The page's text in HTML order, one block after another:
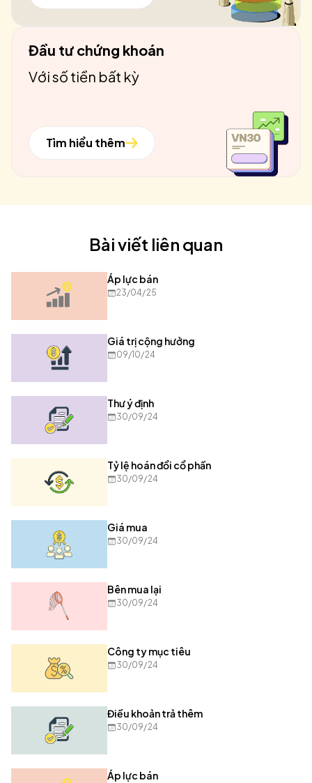
Đầu tư chứng khoán
Với số tiền bất kỳ
Tìm hiểu thêm
Bài viết liên quan
Áp lực bán
23/04/25
Giá trị cộng hưởng
09/10/24
Thư ý định
30/09/24
Tỷ lệ hoán đổi cổ phần
30/09/24
Giá mua
30/09/24
Bên mua lại
30/09/24
Công ty mục tiêu
30/09/24
Điều khoản trả thêm
30/09/24
Áp lực bán